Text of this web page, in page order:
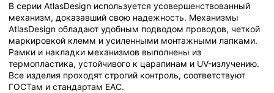
В серии AtlasDesign используется усовершенствованный
механизм, доказавший свою надежность. Механизмы
AtlasDesign обладают удобным подводом проводов, четкой
маркировкой клемм и усиленными монтажными лапками.
Рамки и накладки механизмов выполнены из
термопластика, устойчивого к царапинам и UV-излучению.
Все изделия проходят строгий контроль, соответствуют
ГОСТам и стандартам ЕАС.